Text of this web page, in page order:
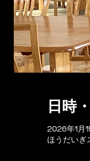
日時
2026年1月
ほうだい